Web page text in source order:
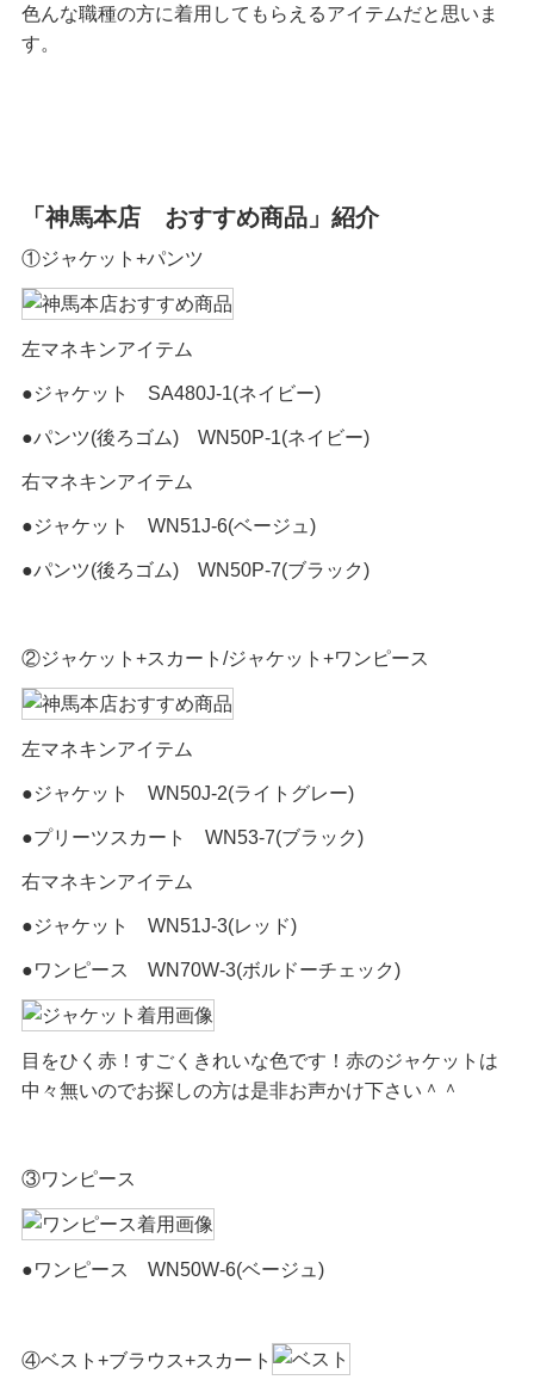
色んな職種の方に着用してもらえるアイテムだと思いま
す。
「神馬本店 おすすめ商品」紹介
①ジャケット+パンツ
左マネキンアイテム
●ジャケット SA480J-1(ネイビー)
●パンツ(後ろゴム) WN50P-1(ネイビー)
右マネキンアイテム
●ジャケット WN51J-6(ベージュ)
●パンツ(後ろゴム) WN50P-7(ブラック)
②ジャケット+スカート/ジャケット+ワンピース
左マネキンアイテム
●ジャケット WN50J-2(ライトグレー)
●プリーツスカート WN53-7(ブラック)
右マネキンアイテム
●ジャケット WN51J-3(レッド)
●ワンピース WN70W-3(ボルドーチェック)
目をひく赤！すごくきれいな色です！赤のジャケットは
中々無いのでお探しの方は是非お声かけ下さい＾＾
③ワンピース
●ワンピース WN50W-6(ベージュ)
④ベスト+ブラウス+スカート